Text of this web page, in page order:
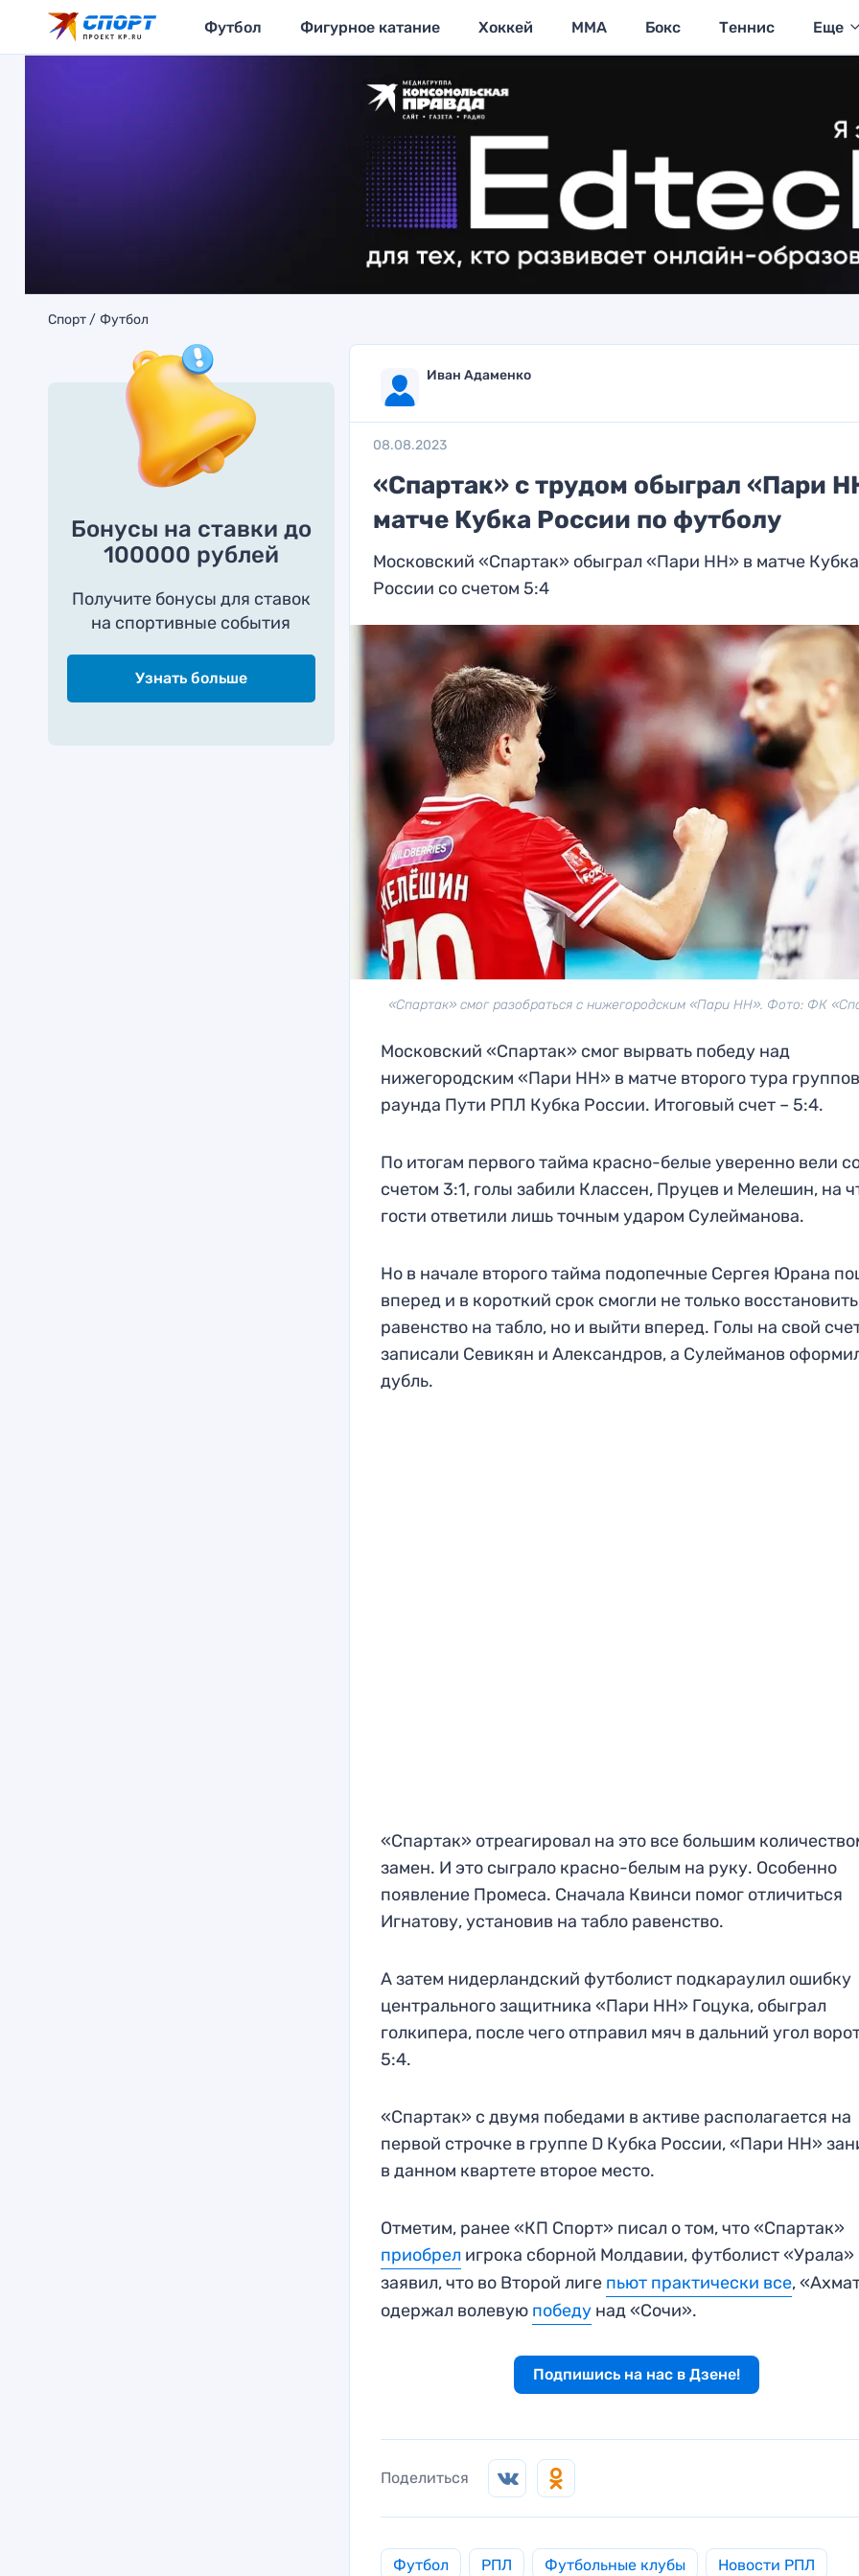
Футбол Фигурное катание Хоккей MMA Бокс Теннис Еще
Спорт Футбол
Бонусы на ставки до
100000 рублей
Получите бонусы для ставок
на спортивные события
Узнать больше
Иван Адаменко
08.08.2023
«Спартак» с трудом обыграл «Пари
матче Кубка России по футболу
Московский «Спартак» обыграл «Пари НН» в матче Кубка
России со счетом 5:4
«Спартак» смог разобраться с нижегородским «Пари НН». Фото: ФК
Московский «Спартак» смог вырвать победу над
нижегородским «Пари НН» в матче второго тура
раунда Пути РПЛ Кубка России. Итоговый счет – 5:4.
По итогам первого тайма красно-белые уверенно вели
счетом 3:1, голы забили Классен, Пруцев и Мелешин, на
гости ответили лишь точным ударом Сулейманова.
Но в начале второго тайма подопечные Сергея Юрана
вперед и в короткий срок смогли не только восстановить
равенство на табло, но и выйти вперед. Голы на свой
записали Севикян и Александров, а Сулейманов
дубль.
«Спартак» отреагировал на это все большим
замен. И это сыграло красно-белым на руку. Особенно
появление Промеса. Сначала Квинси помог отличиться
Игнатову, установив на табло равенство.
А затем нидерландский футболист подкараулил ошибку
центрального защитника «Пари НН» Гоцука, обыграл
голкипера, после чего отправил мяч в дальний угол
5:4.
«Спартак» с двумя победами в активе располагается на
первой строчке в группе D Кубка России, «Пари НН»
в данном квартете второе место.
Отметим, ранее «КП Спорт» писал о том, что «Спартак»
приобрел игрока сборной Молдавии, футболист «Урала»
заявил, что во Второй лиге пьют практически все,
одержал волевую победу над «Сочи».
Подпишись на нас в Дзене!
Поделиться
Футбол РПЛ Футбольные клубы Новости РПЛ